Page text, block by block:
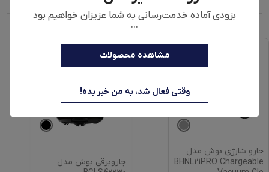
بزودی آماده خدمت‌رسانی به شما عزیزان خواهیم بود
...
مشاهده محصولات
وقتی فعال شد، به من خبر بده!
جارو شارژی بوش مدل
BHNL21PRO Chargeable
جاروبرقی بوش مدل